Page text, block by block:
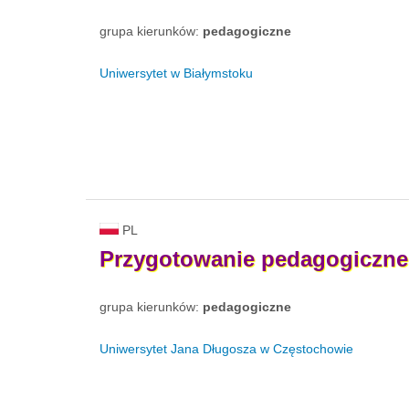
grupa kierunków: pedagogiczne
Uniwersytet w Białymstoku
PL
Przygotowanie pedagogiczne
grupa kierunków: pedagogiczne
Uniwersytet Jana Długosza w Częstochowie